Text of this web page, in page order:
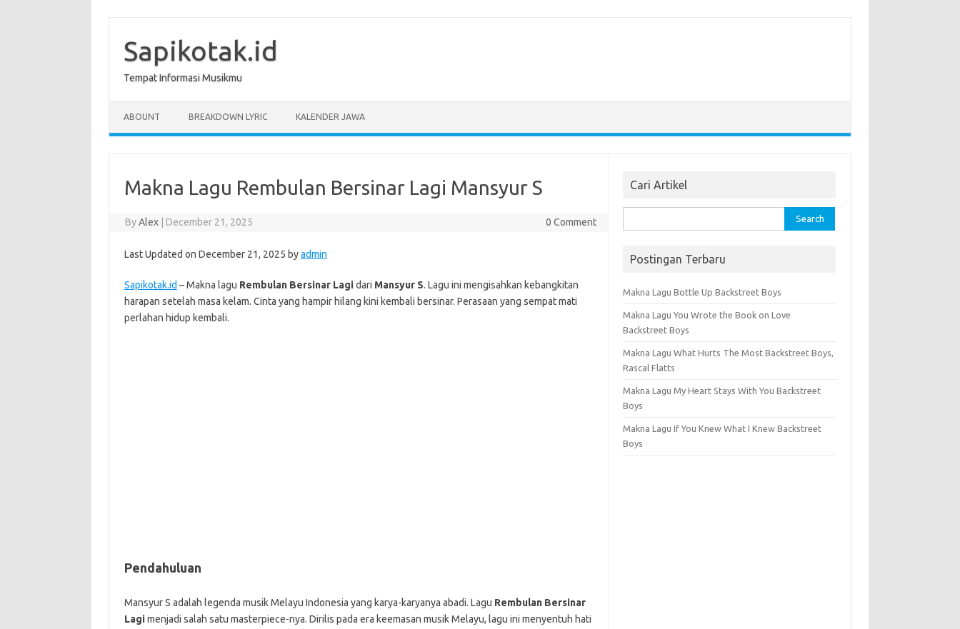
contentSapikotak.id
Tempat Informasi Musikmu
ABOUNT BREAKDOWN LYRIC KALENDER JAWA
Makna Lagu Rembulan Bersinar Lagi Mansyur S
ByAlex December 21, 2025 0 Comment
Last Updated on December 21, 2025 byadmin
Sapikotak.id – Makna lagu Rembulan Bersinar Lagidari Mansyur S. Lagu ini mengisahkan kebangkitan
harapan setelah masa kelam. Cinta yang hampir hilang kini kembali bersinar. Perasaan yang sempat mati
perlahan hidup kembali.
Pendahuluan
Mansyur S adalah legenda musik Melayu Indonesia yang karya-karyanya abadi. Lagu Rembulan Bersinar
Lagimenjadi salah satu masterpiece-nya. Dirilis pada era keemasan musik Melayu, lagu ini menyentuh hati
Cari Artikel
for:
Postingan Terbaru
Makna Lagu Bottle Up Backstreet Boys
Makna Lagu You Wrote the Book on Love
Backstreet Boys
Makna Lagu What Hurts The Most Backstreet Boys,
Rascal Flatts
Makna Lagu My Heart Stays With You Backstreet
Boys
Makna Lagu If You Knew What I Knew Backstreet
Boys